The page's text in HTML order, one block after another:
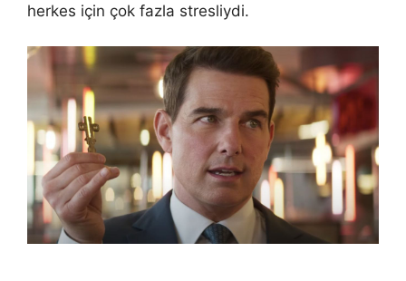
herkes için çok fazla stresliydi.